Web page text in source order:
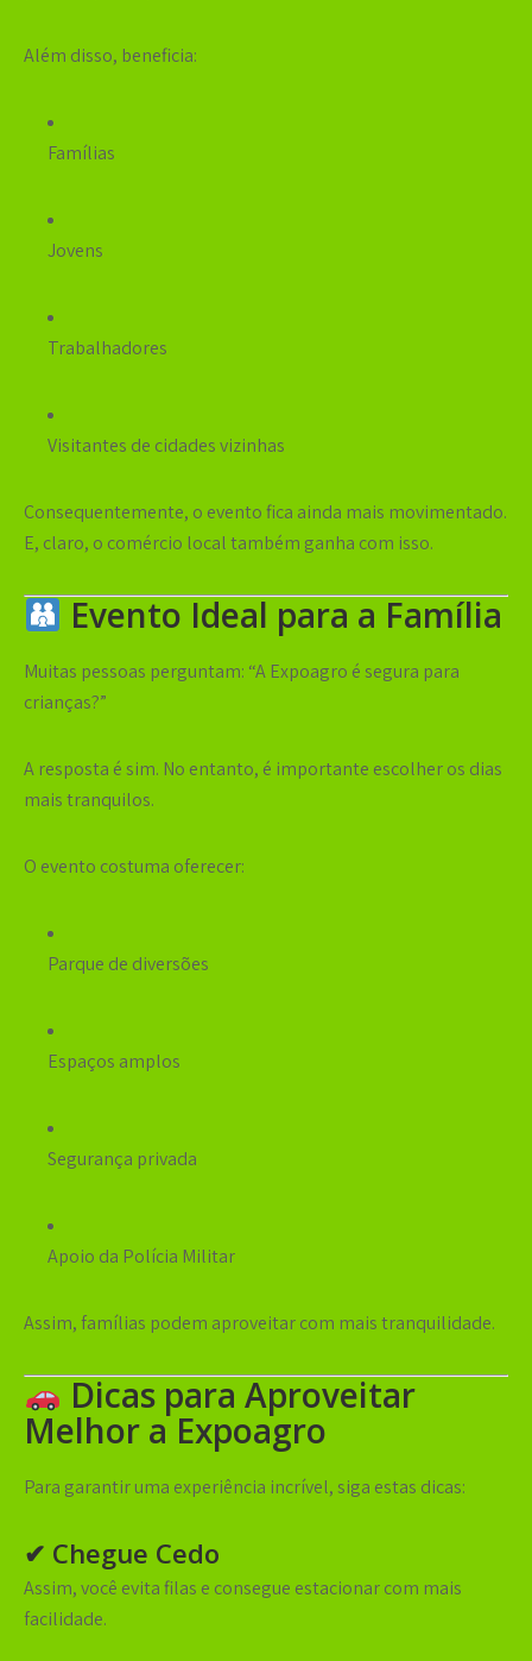
Além disso, beneficia:
Famílias
Jovens
Trabalhadores
Visitantes de cidades vizinhas
Consequentemente, o evento fica ainda mais movimentado.
E, claro, o comércio local também ganha com isso.
Evento Ideal para a Família
Muitas pessoas perguntam: “A Expoagro é segura para
crianças?”
A resposta é sim. No entanto, é importante escolher os dias
mais tranquilos.
O evento costuma oferecer:
Parque de diversões
Espaços amplos
Segurança privada
Apoio da Polícia Militar
Assim, famílias podem aproveitar com mais tranquilidade.
Dicas para Aproveitar
Melhor a Expoagro
Para garantir uma experiência incrível, siga estas dicas:
✔ Chegue Cedo
Assim, você evita filas e consegue estacionar com mais
facilidade.